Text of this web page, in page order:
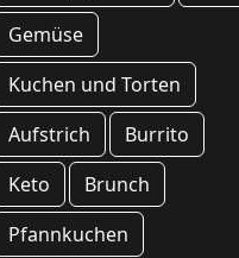
Gemüse
Kuchen und Torten
Aufstrich
Burrito
Keto
Brunch
Pfannkuchen